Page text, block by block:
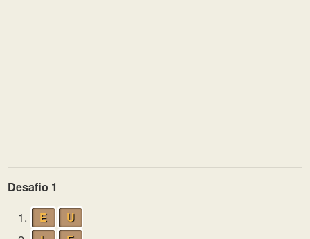
Desafio 1
1.
E
U